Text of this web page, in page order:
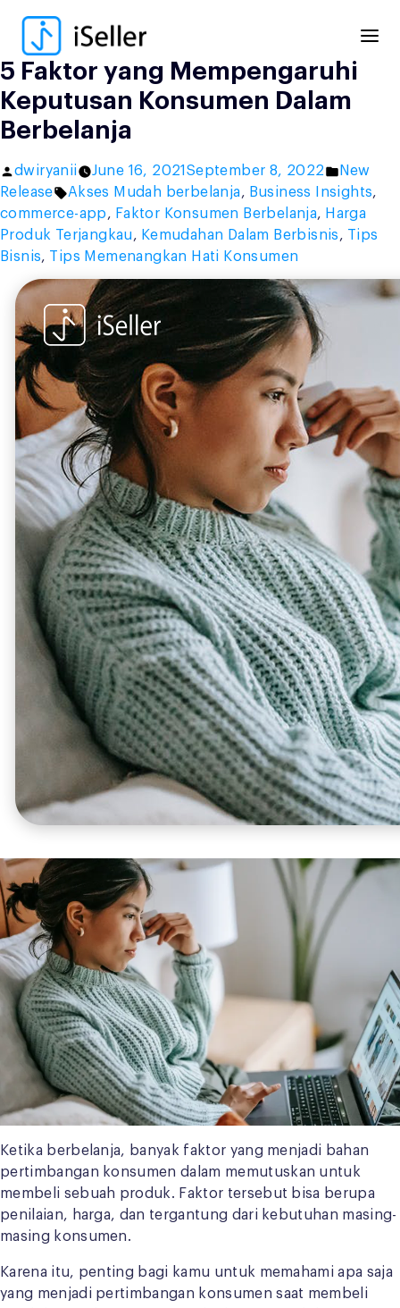
content
5 Faktor yang Mempengaruhi
Keputusan Konsumen Dalam
Berbelanja
Posted
by
dwiryanii June 16, 2021 September 8, 2022
Posted
in
New
Release
Tags:
Akses Mudah berbelanja, Business Insights,
commerce-app, Faktor Konsumen Berbelanja, Harga
Produk Terjangkau, Kemudahan Dalam Berbisnis, Tips
Bisnis, Tips Memenangkan Hati Konsumen
Ketika berbelanja, banyak faktor yang menjadi bahan
pertimbangan konsumen dalam memutuskan untuk
membeli sebuah produk. Faktor tersebut bisa berupa
penilaian, harga, dan tergantung dari kebutuhan masing-
masing konsumen.
Karena itu, penting bagi kamu untuk memahami apa saja
yang menjadi pertimbangan konsumen saat membeli